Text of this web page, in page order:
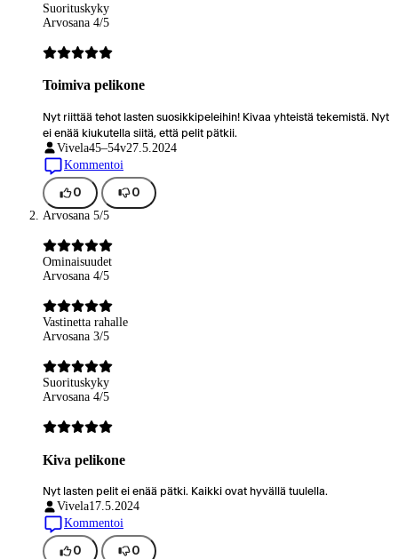
Suorituskyky
Arvosana 4/5
Toimiva pelikone
Nyt riittää tehot lasten suosikkipeleihin! Kivaa yhteistä tekemistä. Nyt
ei enää kiukutella siitä, että pelit pätkii.
Vivela45–54v27.5.2024
Kommentoi
0 0
Arvosana 5/5
Ominaisuudet
Arvosana 4/5
Vastinetta rahalle
Arvosana 3/5
Suorituskyky
Arvosana 4/5
Kiva pelikone
Nyt lasten pelit ei enää pätki. Kaikki ovat hyvällä tuulella.
Vivela17.5.2024
Kommentoi
0 0